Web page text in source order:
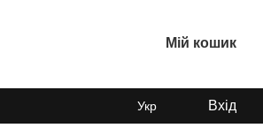
Мій кошик
Укр Вхід